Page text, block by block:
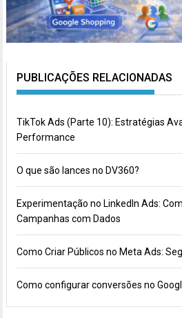
PUBLICAÇÕES RELACIONADAS
TikTok Ads (Parte 10): Estratégias
Performance
O que são lances no DV360?
Experimentação no LinkedIn Ads:
Campanhas com Dados
Como Criar Públicos no Meta Ads:
Como configurar conversões no